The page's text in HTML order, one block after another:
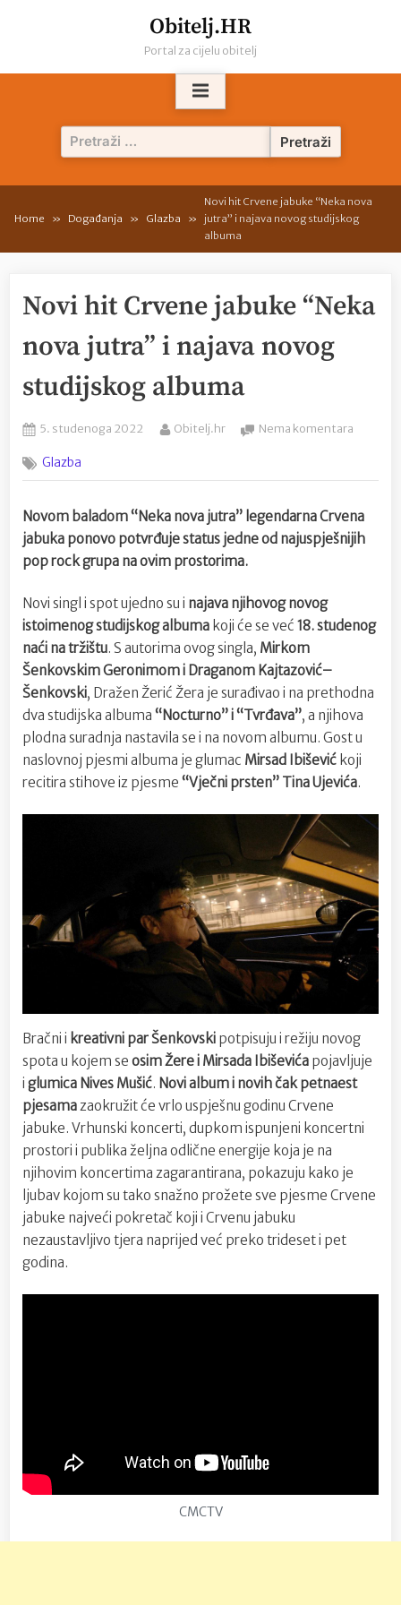
Obitelj.HR
Portal za cijelu obitelj
Pretraži:
Home Događanja Glazba
Novi hit Crvene jabuke “Neka nova
jutra” i najava novog studijskog
albuma
Novi hit Crvene jabuke “Neka
nova jutra” i najava novog
studijskog albuma
Posted
5. studenoga 2022 By
Obitelj.hr Nema komentara
Crvene
“Neka
nova
Glazba
Novom baladom “Neka nova jutra” legendarna Crvena
jabuka ponovo potvrđuje status jedne od najuspješnijih
pop rock grupa na ovim prostorima.
Novi singl i spot ujedno su i najava njihovog novog
istoimenog studijskog albuma koji će se već 18. studenog
naći na tržištu. S autorima ovog singla, Mirkom
Šenkovskim Geronimom i Draganom Kajtazović–
Šenkovski, Dražen Žerić Žera je surađivao i na prethodna
dva studijska albuma “Nocturno” i “Tvrđava”, a njihova
plodna suradnja nastavila se i na novom albumu. Gost u
naslovnoj pjesmi albuma je glumac Mirsad Ibišević koji
recitira stihove iz pjesme “Vječni prsten” Tina Ujevića.
Bračni i kreativni par Šenkovski potpisuju i režiju novog
spota u kojem se osim Žere i Mirsada Ibiševića pojavljuje
i glumica Nives Mušić. Novi album i novih čak petnaest
pjesamazaokružit će vrlo uspješnu godinu Crvene
jabuke. Vrhunski koncerti, dupkom ispunjeni koncertni
prostori i publika željna odlične energije koja je na
njihovim koncertima zagarantirana, pokazuju kako je
ljubav kojom su tako snažno prožete sve pjesme Crvene
jabuke najveći pokretač koji i Crvenu jabuku
nezaustavljivo tjera naprijed već preko trideset i pet
godina.
CMCTV